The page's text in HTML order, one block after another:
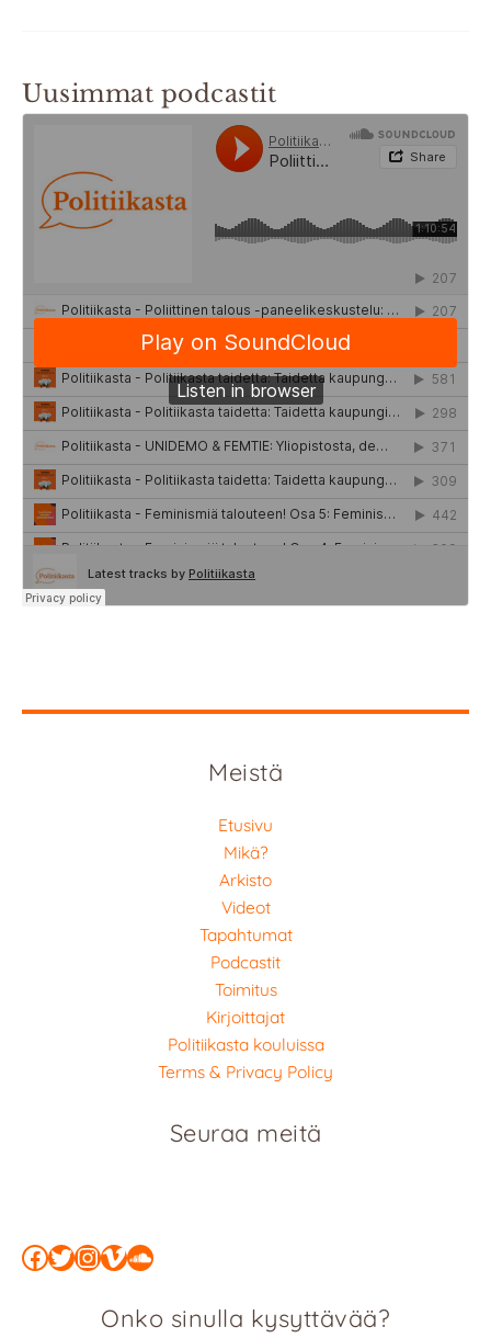
Uusimmat podcastit
Meistä
Etusivu
Mikä?
Arkisto
Videot
Tapahtumat
Podcastit
Toimitus
Kirjoittajat
Politiikasta kouluissa
Terms & Privacy Policy
Seuraa meitä
Facebook
Twitter
Instagram
Vimeo
SoundCloud
Onko sinulla kysyttävää?